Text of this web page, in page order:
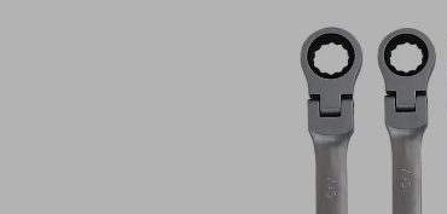
air fryer
iphone